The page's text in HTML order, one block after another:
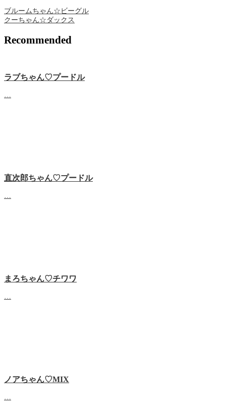
ブルームちゃん☆ビーグル
クーちゃん☆ダックス
Recommended
ラブちゃん♡プードル
直次郎ちゃん♡プードル
まろちゃん♡チワワ
ノアちゃん♡‬MIX